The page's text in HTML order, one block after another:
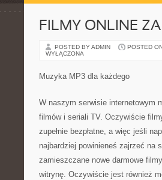
FILMY ONLINE
POSTED BY ADMIN POSTED
WYŁĄCZONA
Muzyka MP3 dla każdego
W naszym serwisie internetowym
filmów i seriali TV. Oczywiście
zupełnie bezpłatne, a więc jeśli
najbardziej powinieneś zajrzeć na
zamieszczane nowe darmowe
witrynę. Oczywiście jest również